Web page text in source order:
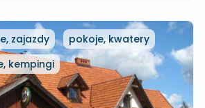
zajazdy
pokoje, kwatery
kempingi